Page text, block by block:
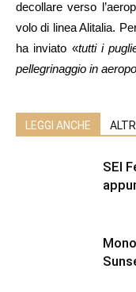
decollare verso
volo di linea Alitalia.
ha inviato «tutti i
pellegrinaggio in
LEGGI ANCHE
SEI